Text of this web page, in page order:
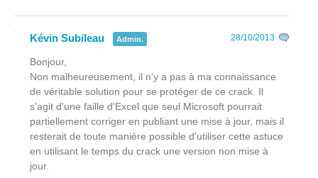
Kévin Subileau Admin. 28/10/2013
Bonjour,
Non malheureusement, il n'y a pas à ma connaissance
de véritable solution pour se protéger de ce crack. Il
s'agit d'une faille d'Excel que seul Microsoft pourrait
partiellement corriger en publiant une mise à jour, mais il
resterait de toute manière possible d'utiliser cette astuce
en utilisant le temps du crack une version non mise à
jour.